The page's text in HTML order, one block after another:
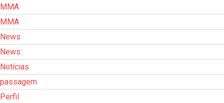
MMA
MMA
News
News
Notícias
passagem
Perfil